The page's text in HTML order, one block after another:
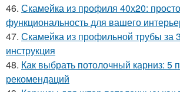
46. Скамейка из профиля 40х20:
функциональность для вашего
47. Скамейка из профильной трубы за
инструкция
48. Как выбрать потолочный карниз: 5
рекомендаций